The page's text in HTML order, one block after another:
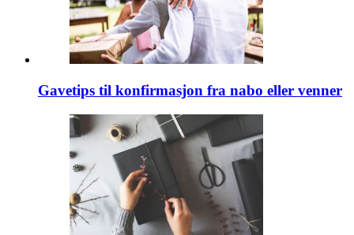
Gavetips til konfirmasjon fra nabo eller venner